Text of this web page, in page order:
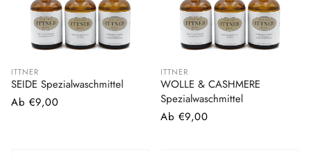
ITTNER
SEIDE Spezialwaschmittel
Normaler
Ab €9,00
ITTNER
WOLLE & CASHMERE
Spezialwaschmittel
Normaler
Ab €9,00